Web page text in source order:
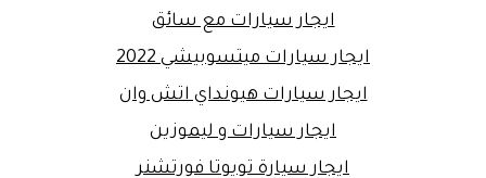
ايجار سيارات مع سائق
ايجار سيارات ميتسوبيشي 2022
ايجار سيارات هيونداي اتش وان
ايجار سيارات و ليموزين
ايجار سيارة تويوتا فورتشنر